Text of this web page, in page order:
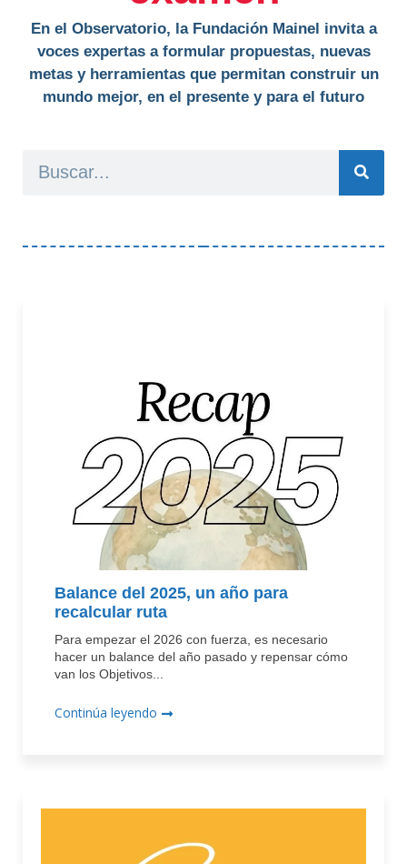
En el Observatorio, la Fundación Mainel invita a
voces expertas a formular propuestas, nuevas
metas y herramientas que permitan construir un
mundo mejor, en el presente y para el futuro
Balance del 2025, un año para
recalcular ruta
Para empezar el 2026 con fuerza, es necesario
hacer un balance del año pasado y repensar cómo
van los Objetivos...
Continúa leyendo